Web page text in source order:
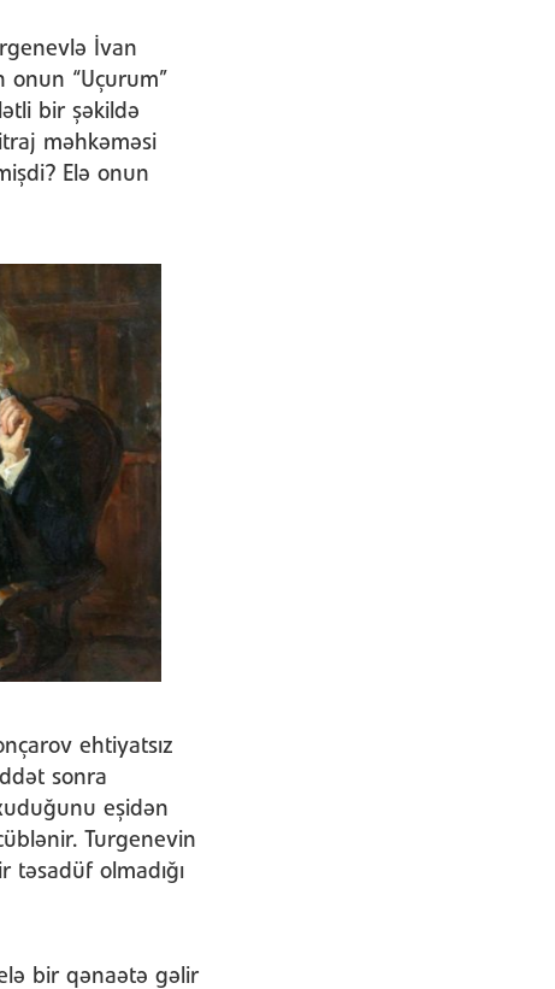
İvan
onun “Uçurum”
bir şəkildə
məhkəməsi
Elə onun
ehtiyatsız
sonra
eşidən
Turgenevin
təsadüf olmadığı
bir qənaətə gəlir